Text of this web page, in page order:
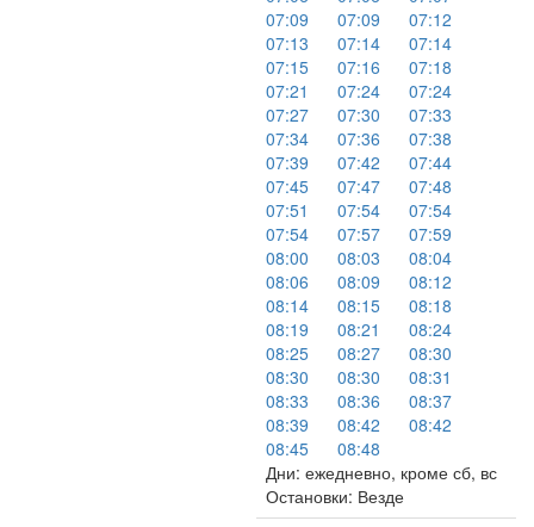
07:09
07:09
07:12
07:13
07:14
07:14
07:15
07:16
07:18
07:21
07:24
07:24
07:27
07:30
07:33
07:34
07:36
07:38
07:39
07:42
07:44
07:45
07:47
07:48
07:51
07:54
07:54
07:54
07:57
07:59
08:00
08:03
08:04
08:06
08:09
08:12
08:14
08:15
08:18
08:19
08:21
08:24
08:25
08:27
08:30
08:30
08:30
08:31
08:33
08:36
08:37
08:39
08:42
08:42
08:45
08:48
Дни: ежедневно, кроме сб, вс
Остановки: Везде